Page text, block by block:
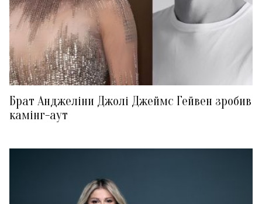
Брат Анджеліни Джолі Джеймс Гейвен зробив
камінг-аут